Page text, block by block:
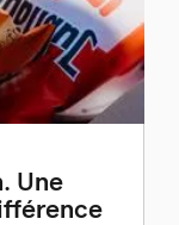
Une